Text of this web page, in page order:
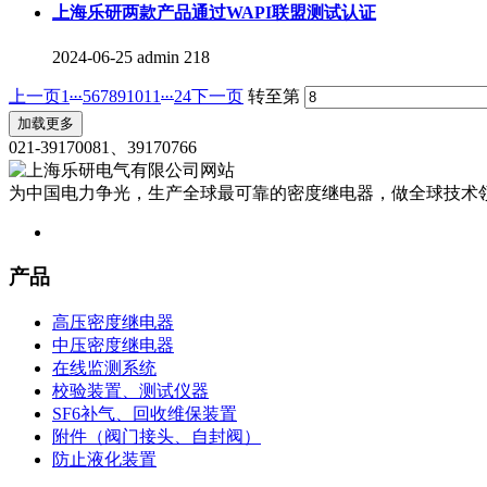
上海乐研两款产品通过WAPI联盟测试认证
2024-06-25 admin 218
上一页1...567891011...24下一页 转至第
加载更多
021-39170081、39170766
为中国电力争光，生产全球最可靠的密度继电器，做全球技术
产品
高压密度继电器
中压密度继电器
在线监测系统
校验装置、测试仪器
SF6补气、回收维保装置
附件（阀门接头、自封阀）
防止液化装置